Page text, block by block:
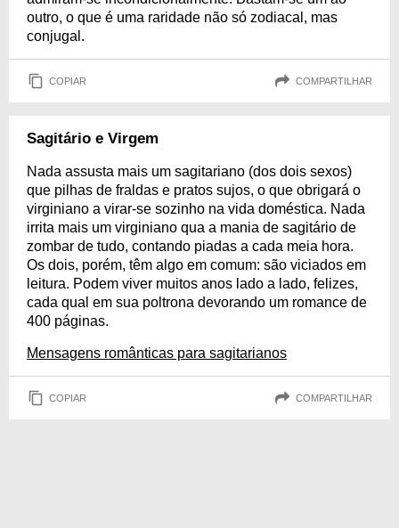
outro, o que é uma raridade não só zodiacal, mas
conjugal.
COPIAR COMPARTILHAR
Sagitário e Virgem
Nada assusta mais um sagitariano (dos dois sexos)
que pilhas de fraldas e pratos sujos, o que obrigará o
virginiano a virar-se sozinho na vida doméstica. Nada
irrita mais um virginiano qua a mania de sagitário de
zombar de tudo, contando piadas a cada meia hora.
Os dois, porém, têm algo em comum: são viciados em
leitura. Podem viver muitos anos lado a lado, felizes,
cada qual em sua poltrona devorando um romance de
400 páginas.
Mensagens românticas para sagitarianos
COPIAR COMPARTILHAR